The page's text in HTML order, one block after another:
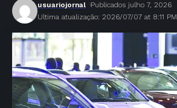
Ultima atualização: 2026/07/07 at 8:11 PM
usuariojornal Publicados julho 7, 2026